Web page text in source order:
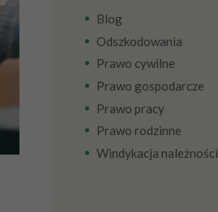
Blog
Odszkodowania
Prawo cywilne
Prawo gospodarcze
Prawo pracy
Prawo rodzinne
Windykacja należności